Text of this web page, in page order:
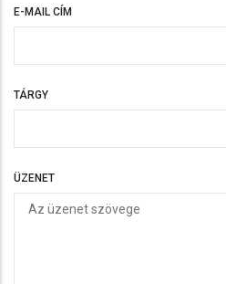
E-MAIL CÍM
TÁRGY
ÜZENET